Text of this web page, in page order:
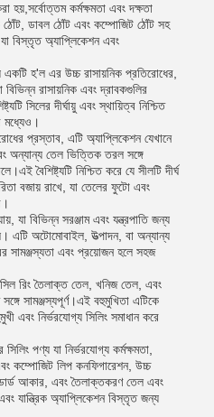
হয়,সর্বোত্তম কর্মক্ষমতা এবং দক্ষতা
ঠোঁট, ডাবল ঠোঁট এবং কম্পোজিট ঠোঁট সহ
যা বিস্তৃত অ্যাপ্লিকেশন এবং
একটি হ'ল এর উচ্চ রাসায়নিক প্রতিরোধের,
বিভিন্ন রাসায়নিক এবং দ্রাবকগুলির
সিলের দীর্ঘায়ু এবং স্থায়িত্ব নিশ্চিত
মধ্যেও।
প্রস্তাব, এটি অ্যাপ্লিকেশন যেখানে
অন্যান্য তেল ভিত্তিক তরল সঙ্গে
বৈশিষ্ট্যটি নিশ্চিত করে যে সীলটি দীর্ঘ
বজায় রাখে, যা তেলের ফুটো এবং
যা বিভিন্ন সরঞ্জাম এবং যন্ত্রপাতি জন্য
এটি অটোমোবাইল, উত্পাদন, বা অন্যান্য
সামঞ্জস্যতা এবং প্রয়োজন হলে সহজ
রিং তৈলাক্ত তেল, খনিজ তেল, এবং
সামঞ্জস্যপূর্ণ।এই বহুমুখিতা এটিকে
এবং নির্ভরযোগ্য সিলিং সমাধান করে
পণ্য যা নির্ভরযোগ্য কর্মক্ষমতা,
কম্পোজিট লিপ কনফিগারেশন, উচ্চ
আকার, এবং তৈলাক্তকরণ তেল এবং
যান্ত্রিক অ্যাপ্লিকেশন বিস্তৃত জন্য